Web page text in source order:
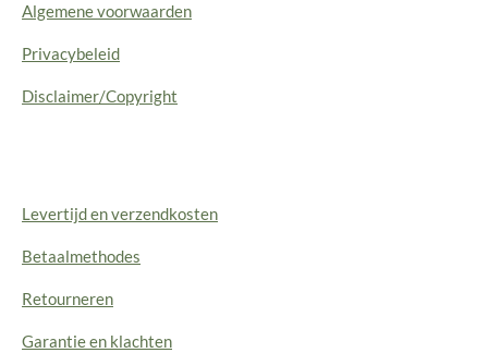
Algemene voorwaarden
Privacybeleid
Disclaimer/Copyright
Levertijd en verzendkosten
Betaalmethodes
Retourneren
Garantie en klachten